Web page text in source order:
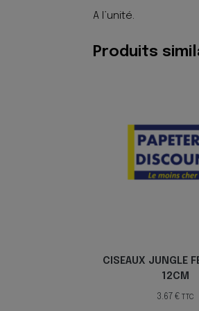
A l’unité.
Produits
CISEAUX JUNGLE
12CM
3.67 € TTC